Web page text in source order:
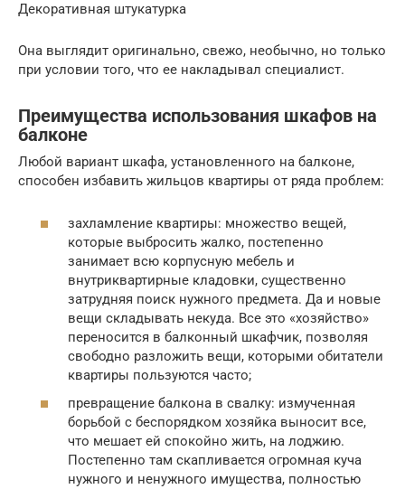
Декоративная штукатурка
Она выглядит оригинально, свежо, необычно, но только
при условии того, что ее накладывал специалист.
Преимущества использования шкафов на
балконе
Любой вариант шкафа, установленного на балконе,
способен избавить жильцов квартиры от ряда проблем:
захламление квартиры: множество вещей,
которые выбросить жалко, постепенно
занимает всю корпусную мебель и
внутриквартирные кладовки, существенно
затрудняя поиск нужного предмета. Да и новые
вещи складывать некуда. Все это «хозяйство»
переносится в балконный шкафчик, позволяя
свободно разложить вещи, которыми обитатели
квартиры пользуются часто;
превращение балкона в свалку: измученная
борьбой с беспорядком хозяйка выносит все,
что мешает ей спокойно жить, на лоджию.
Постепенно там скапливается огромная куча
нужного и ненужного имущества, полностью